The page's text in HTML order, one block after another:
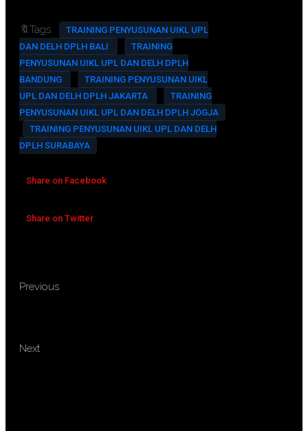
🔖Tags:
TRAINING PENYUSUNAN UIKL UPL
DAN DELH DPLH BALI
TRAINING
PENYUSUNAN UIKL UPL DAN DELH DPLH
BANDUNG
TRAINING PENYUSUNAN UIKL
UPL DAN DELH DPLH JAKARTA
TRAINING
PENYUSUNAN UIKL UPL DAN DELH DPLH JOGJA
TRAINING PENYUSUNAN UIKL UPL DAN DELH
DPLH SURABAYA
Share on Facebook
Share on Twitter
Previous
Next